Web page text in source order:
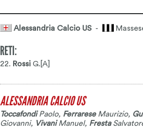
Alessandria Calcio US-
RETI:
22. Rossi G.[A]
ALESSANDRIA CALCIO US
ToccafondiPaolo, FerrareseMaurizio,
Giovanni, VivaniManuel, Fresta